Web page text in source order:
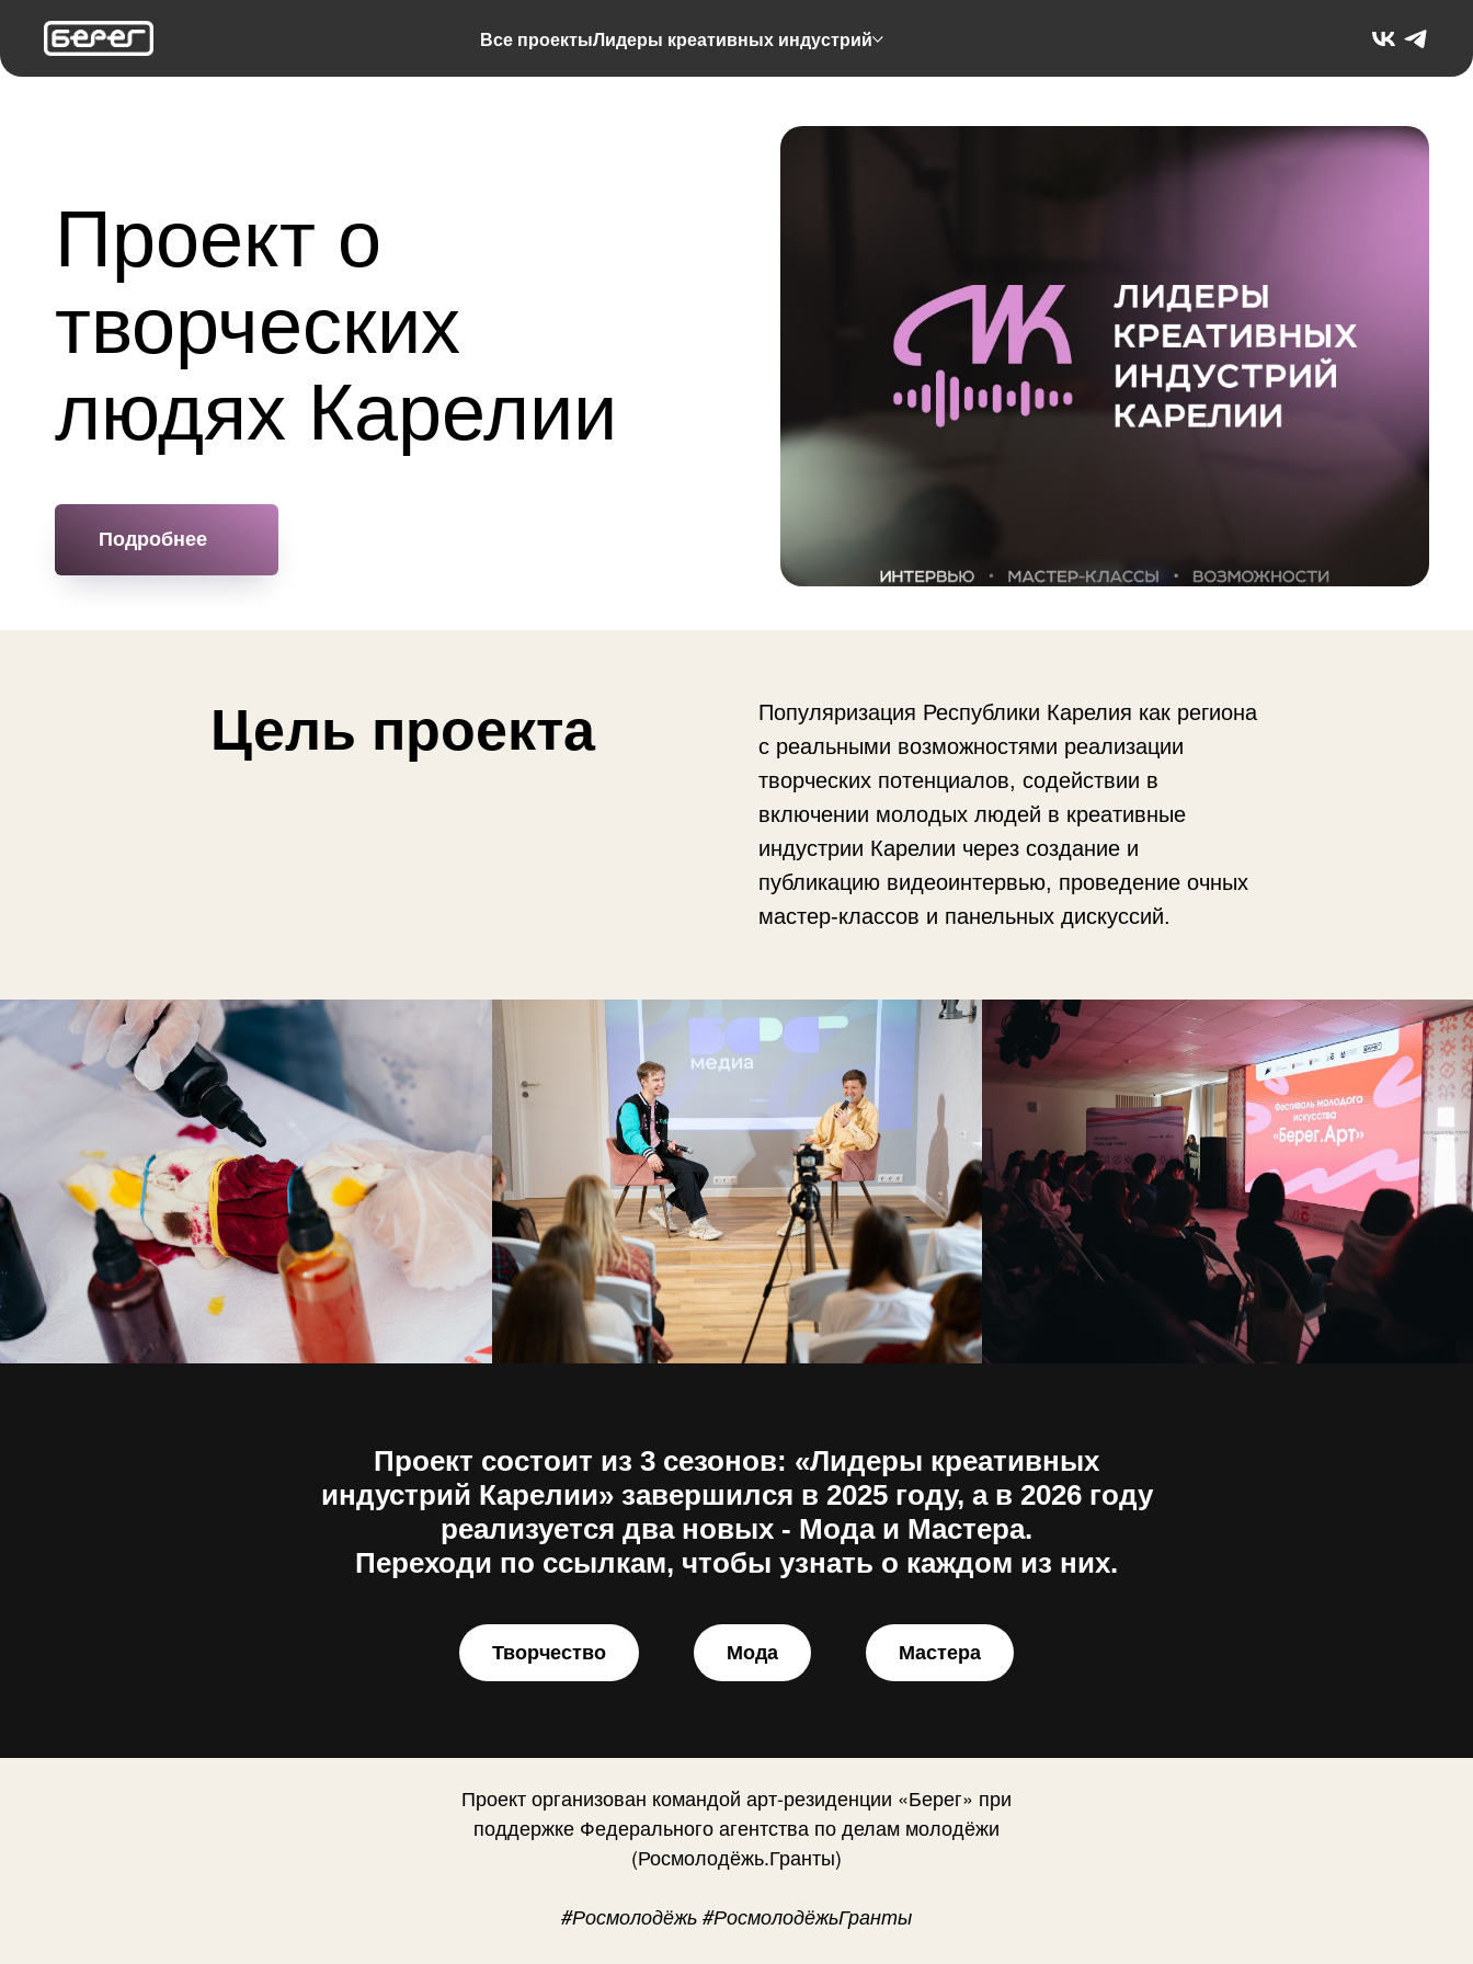
Все проектыЛидеры креативных индустрий
Проект о
творческих
людях Карелии
Подробнее
Цель проекта
Популяризация Республики Карелия как региона
с реальными возможностями реализации
творческих потенциалов, содействии в
включении молодых людей в креативные
индустрии Карелии через создание и
публикацию видеоинтервью, проведение очных
мастер-классов и панельных дискуссий.
Творческие мастер-классы Интервью Панельные дискуссии
Проект состоит из 3 сезонов: «Лидеры креативных
индустрий Карелии» завершился в 2025 году, а в 2026 году
реализуется два новых - Мода и Мастера.
Переходи по ссылкам, чтобы узнать о каждом из них.
Творчество Мода Мастера
Проект организован командой арт-резиденции «Берег» при
поддержке Федерального агентства по делам молодёжи
(Росмолодёжь.Гранты)
#Росмолодёжь #РосмолодёжьГранты